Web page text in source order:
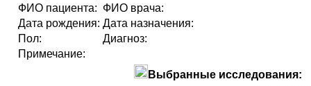
ФИО пациента: ФИО врача:
Дата рождения: Дата назначения:
Пол:
Диагноз:
Примечание:
Выбранные исследования: